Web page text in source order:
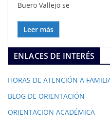
Buero Vallejo se
Leer más
ENLACES DE INTERÉS
HORAS DE ATENCIÓN A
BLOG DE ORIENTACIÓN
ORIENTACION ACADÉMICA